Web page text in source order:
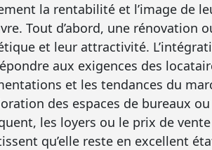
la rentabilité et l’image de
Tout d’abord, une rénovation
et leur attractivité.
aux exigences des
et les tendances du
des espaces de bureaux
les loyers ou le prix de
qu’elle reste en excellent